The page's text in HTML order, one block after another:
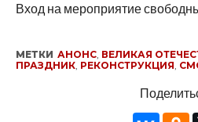
Вход на мероприятие
МЕТКИ АНОНС, ВЕЛИКАЯ
ПРАЗДНИК, РЕКОНСТРУКЦИЯ